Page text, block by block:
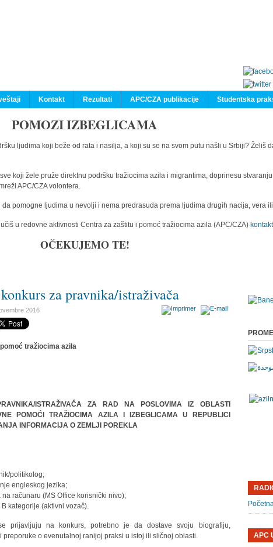
Kontakt Rezultati APC/CZA publikacije Studentska
POMOZI IZBEGLICAMA
ljudima koji beže od rata i nasilja, a koji su se na svom putu našli u Srbiji? Želiš
koji žele pruže direktnu podršku tražiocima azila i migrantima, doprinesu
APC/CZA volontera.
pomogne ljudima u nevolji i nema predrasuda prema ljudima drugih nacija, vera
u redovne aktivnosti Centra za zaštitu i pomoć tražiocima azila (APC/CZA)
OČEKUJEMO TE!
za pravnika/istraživača
2016
tražiocima azila
ISTRAŽIVAČA ZA RAD NA POSLOVIMA IZ OBLASTI
POMOĆI TRAŽIOCIMA AZILA I IZBEGLICAMA U REPUBLICI
INFORMACIJA O ZEMLJI POREKLA
politikolog;
engleskog jezika;
računaru (MS Office korisnički nivo);
kategorije (aktivni vozač).
prijavljuju na konkurs, potrebno je da dostave svoju biografiju,
preporuke o evenutalnoj ranijoj praksi u istoj ili sličnoj oblasti.
APC